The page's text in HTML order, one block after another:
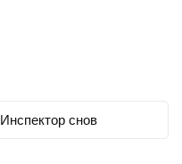
Инспектор снов